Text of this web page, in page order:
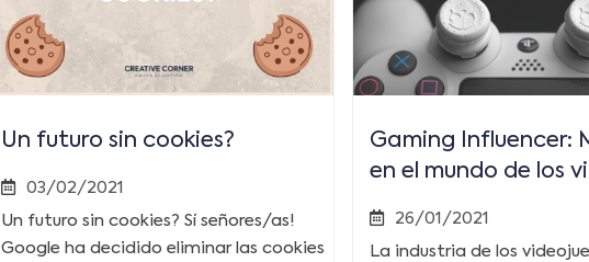
Un futuro sin cookies?
03/02/2021
Un futuro sin cookies? Sí señores/as!
Google ha decidido eliminar las cookies
Gaming Influencer:
en el mundo de los
26/01/2021
La industria de los